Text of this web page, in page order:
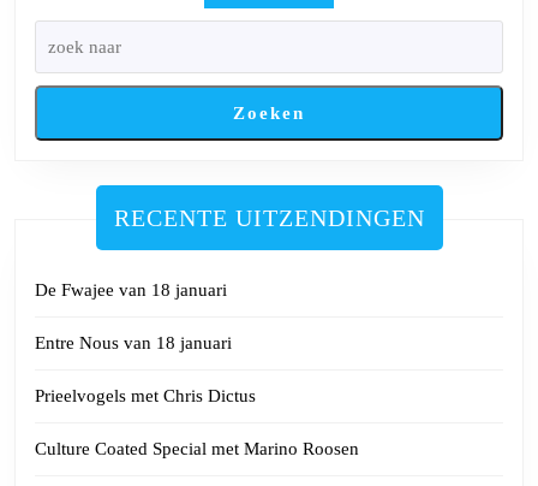
januari
Zoeken
RECENTE UITZENDINGEN
De Fwajee van 18 januari
Entre Nous van 18 januari
Prieelvogels met Chris Dictus
Culture Coated Special met Marino Roosen